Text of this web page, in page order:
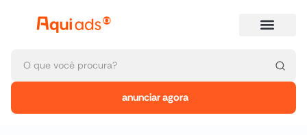
anunciar agora